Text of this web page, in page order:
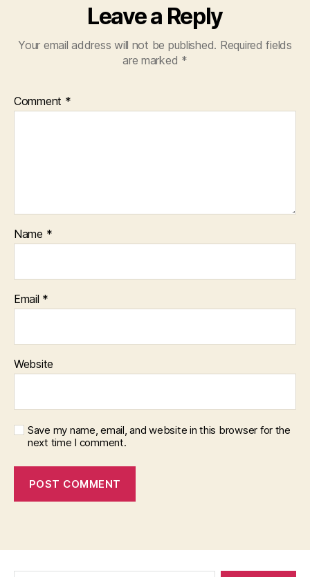
Leave a Reply
Your email address will not be published. Required fields
are marked *
Comment *
Name *
Email *
Website
Save my name, email, and website in this browser for the
next time I comment.